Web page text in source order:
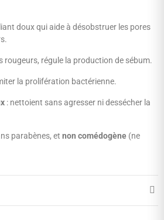
doux qui aide à désobstruer les pores
rougeurs, régule la production de sébum.
la prolifération bactérienne.
: nettoient sans agresser ni dessécher la
parabènes, et non comédogène (ne